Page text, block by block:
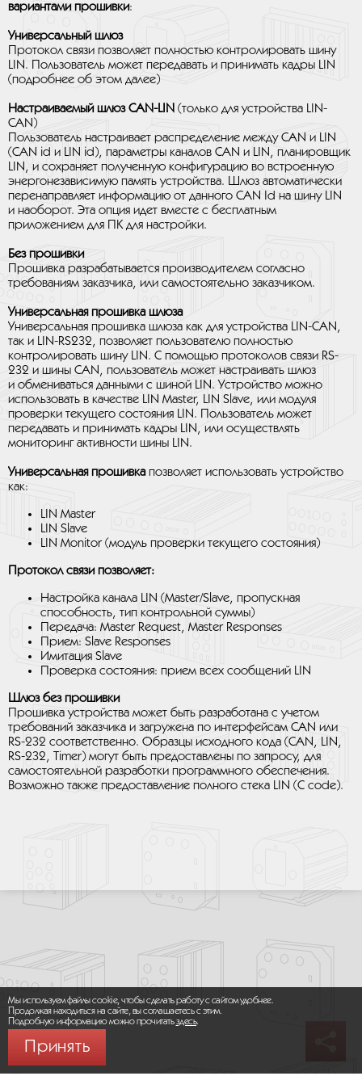
вариантами прошивки:
Универсальный шлюз
Протокол связи позволяет полностью контролировать шину
LIN. Пользователь может передавать и принимать кадры LIN
(подробнее об этом далее)
Настраиваемый шлюз CAN-LIN (только для устройства LIN-
CAN)
Пользователь настраивает распределение между CAN и LIN
(CAN id и LIN id), параметры каналов CAN и LIN, планировщик
LIN, и сохраняет полученную конфигурацию во встроенную
энергонезависимую память устройства. Шлюз автоматически
перенаправляет информацию от данного CAN Id на шину LIN
и наоборот. Эта опция идет вместе с бесплатным
приложением для ПК для настройки.
Без прошивки
Прошивка разрабатывается производителем согласно
требованиям заказчика, или самостоятельно заказчиком.
Универсальная прошивка шлюза
Универсальная прошивка шлюза как для устройства LIN-CAN,
так и LIN-RS232, позволяет пользователю полностью
контролировать шину LIN. С помощью протоколов связи RS-
232 и шины CAN, пользователь может настраивать шлюз
и обмениваться данными с шиной LIN. Устройство можно
использовать в качестве LIN Master, LIN Slave, или модуля
проверки текущего состояния LIN. Пользователь может
передавать и принимать кадры LIN, или осуществлять
мониторинг активности шины LIN.
Универсальная прошивкапозволяет использовать устройство
как:
LIN Master
LIN Slave
LIN Monitor (модуль проверки текущего состояния)
Протокол связи позволяет:
Настройка канала LIN (Master/Slave, пропускная
способность, тип контрольной суммы)
Передача: Master Request, Master Responses
Прием: Slave Responses
Имитация Slave
Проверка состояния: прием всех сообщений LIN
Шлюз без прошивки
Прошивка устройства может быть разработана с учетом
требований заказчика и загружена по интерфейсам CAN или
RS-232 соответственно. Образцы исходного кода (CAN, LIN,
RS-232, Timer) могут быть предоставлены по запросу, для
самостоятельной разработки программного обеспечения.
Возможно также предоставление полного стека LIN (C code).
Мы используем файлы cookie, чтобы сделать работу с сайтом удобнее.
Продолжая находиться на сайте, вы соглашаетесь с этим.
Подробную информацию можно прочитатьздесь.
Принять